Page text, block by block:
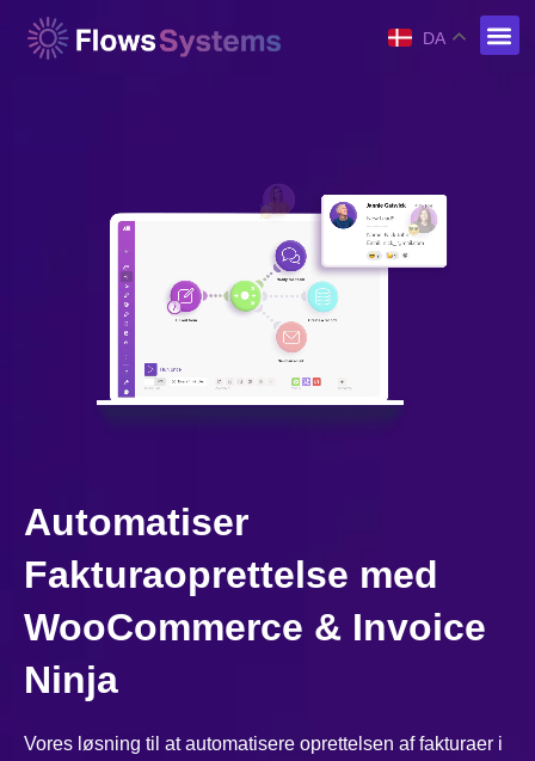
DA
Automatiser
Fakturaoprettelse med
WooCommerce & Invoice
Ninja
Vores løsning til at automatisere oprettelsen af fakturaer i